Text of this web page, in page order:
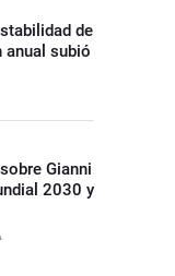
de
subió
Gianni
2030 y